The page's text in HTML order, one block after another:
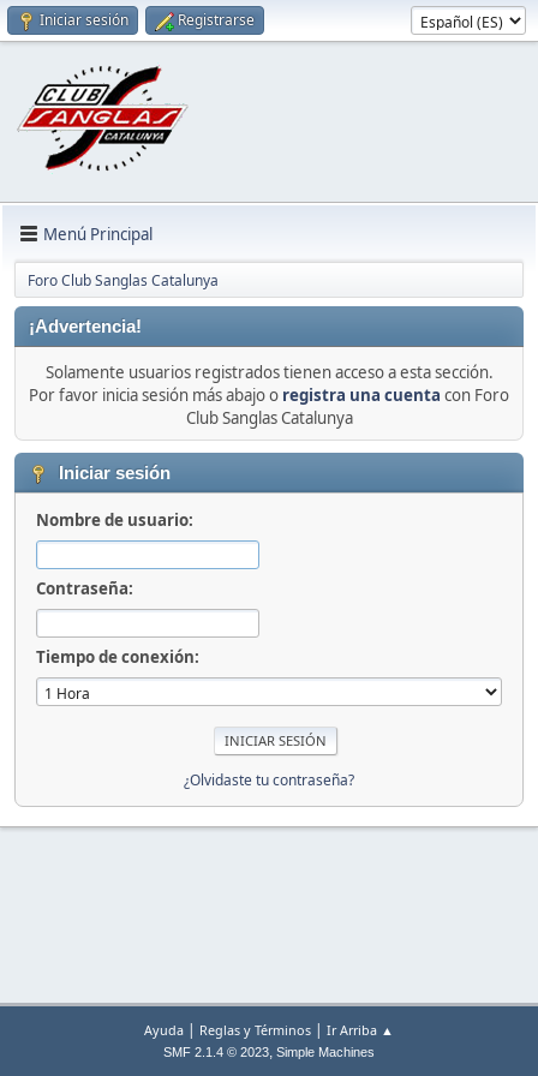
Iniciar sesión Registrarse
Menú Principal
Foro Club Sanglas Catalunya
¡Advertencia!
Solamente usuarios registrados tienen acceso a esta sección.
Por favor inicia sesión más abajo o registra una cuenta con Foro
Club Sanglas Catalunya
Iniciar sesión
Nombre de usuario:
Contraseña:
Tiempo de conexión:
¿Olvidaste tu contraseña?
Ayuda | Reglas y Términos | Ir Arriba ▲
SMF 2.1.4 © 2023, Simple Machines